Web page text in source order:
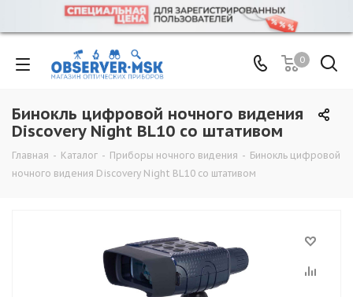
0
Бинокль цифровой ночного видения
Discovery Night BL10 со штативом
Главная - Каталог - Приборы ночного видения - Бинокль цифровой
ночного видения Discovery Night BL10 со штативом